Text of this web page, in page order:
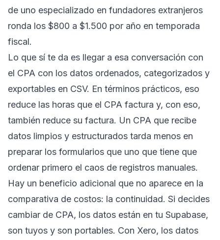
de uno especializado en fundadores extranjeros
ronda los $800 a $1.500 por año en temporada
fiscal.
Lo que sí te da es llegar a esa conversación con
el CPA con los datos ordenados, categorizados y
exportables en CSV. En términos prácticos, eso
reduce las horas que el CPA factura y, con eso,
también reduce su factura. Un CPA que recibe
datos limpios y estructurados tarda menos en
preparar los formularios que uno que tiene que
ordenar primero el caos de registros manuales.
Hay un beneficio adicional que no aparece en la
comparativa de costos: la continuidad. Si decides
cambiar de CPA, los datos están en tu Supabase,
son tuyos y son portables. Con Xero, los datos